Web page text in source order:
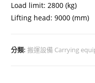
Load limit: 2800 (kg)
Lifting head: 9000 (mm)
分類:搬運設備 Carrying